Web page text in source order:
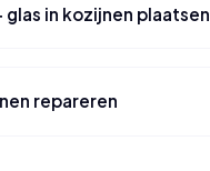
glas in kozijnen plaatsen
repareren